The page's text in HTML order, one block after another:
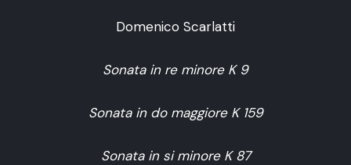
Domenico Scarlatti
Sonata in re minore K 9
Sonata in do maggiore K 159
Sonata in si minore K 87